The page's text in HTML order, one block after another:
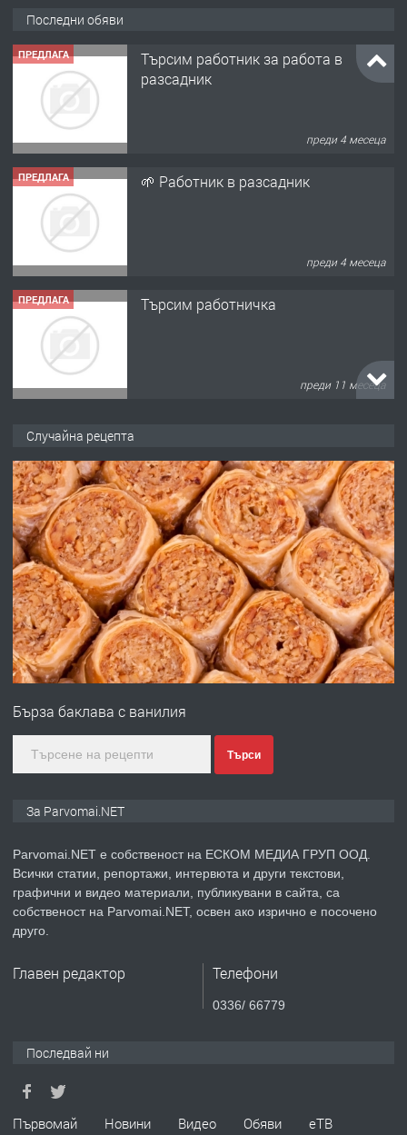
Последни обяви
ПРЕДЛАГА
Търсим работник за работа в
разсадник
преди 4 месеца
ПРЕДЛАГА 🌱 Работник в разсадник
преди 4 месеца
ПРЕДЛАГА Търсим работничка
преди 11 месеца
преди 1 година
ПРЕДЛАГА Работа за общи работници
преди 1 година
ПРЕДЛАГА
Първи поход "По стъпките на Ангел
преди 1 година
ПРЕДЛАГА Уроци по Математика
преди 1 година
Случайна рецепта
Бърза баклава с ванилия
Търси
За Parvomai.NET
Parvomai.NET е собственост на ЕСКОМ МЕДИА ГРУП ООД.
Всички статии, репортажи, интервюта и други текстови,
графични и видео материали, публикувани в сайта, са
собственост на Parvomai.NET, освен ако изрично е посочено
друго.
Главен редактор Телефони
0336/ 66779
Последвай ни
Първомай Новини Видео Обяви
еТВ